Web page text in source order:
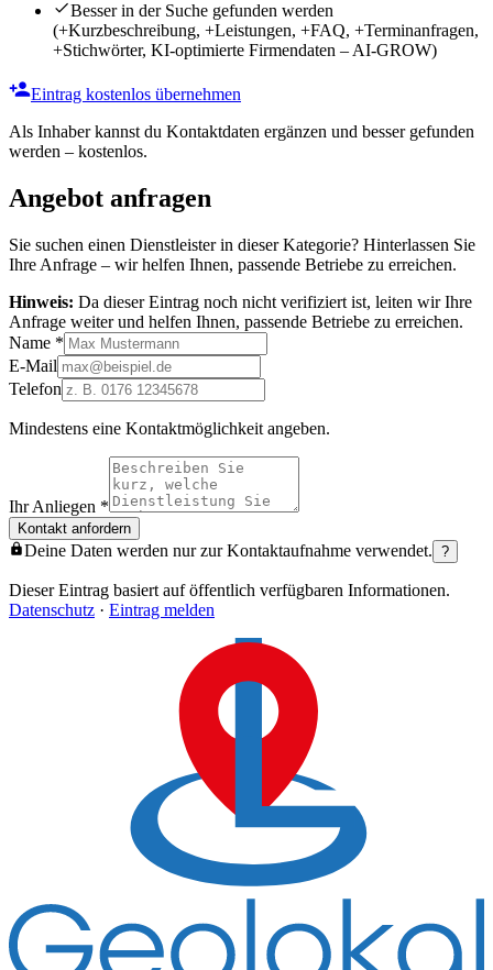
Besser in der Suche gefunden werden
(+Kurzbeschreibung, +Leistungen, +FAQ, +Terminanfragen,
+Stichwörter, KI-optimierte Firmendaten – AI-GROW)
Eintrag kostenlos übernehmen
Als Inhaber kannst du Kontaktdaten ergänzen und besser gefunden
werden – kostenlos.
Angebot anfragen
Sie suchen einen Dienstleister in dieser Kategorie? Hinterlassen Sie
Ihre Anfrage – wir helfen Ihnen, passende Betriebe zu erreichen.
Hinweis: Da dieser Eintrag noch nicht verifiziert ist, leiten wir Ihre
Anfrage weiter und helfen Ihnen, passende Betriebe zu erreichen.
Name *
E-Mail
Telefon
Mindestens eine Kontaktmöglichkeit angeben.
Ihr Anliegen *
Kontakt anfordern
Deine Daten werden nur zur Kontaktaufnahme verwendet. ?
Dieser Eintrag basiert auf öffentlich verfügbaren Informationen.
Datenschutz · Eintrag melden